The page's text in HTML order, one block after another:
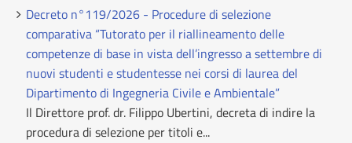
Decreto n°119/2026 - Procedure di selezione
comparativa “Tutorato per il riallineamento delle
competenze di base in vista dell’ingresso a settembre di
nuovi studenti e studentesse nei corsi di laurea del
Dipartimento di Ingegneria Civile e Ambientale”
Il Direttore prof. dr. Filippo Ubertini, decreta di indire la
procedura di selezione per titoli e...